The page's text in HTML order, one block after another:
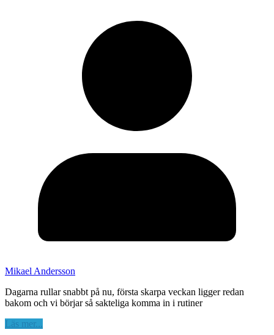
Mikael Andersson
Dagarna rullar snabbt på nu, första skarpa veckan ligger redan
bakom och vi börjar så sakteliga komma in i rutiner
Läs mer...